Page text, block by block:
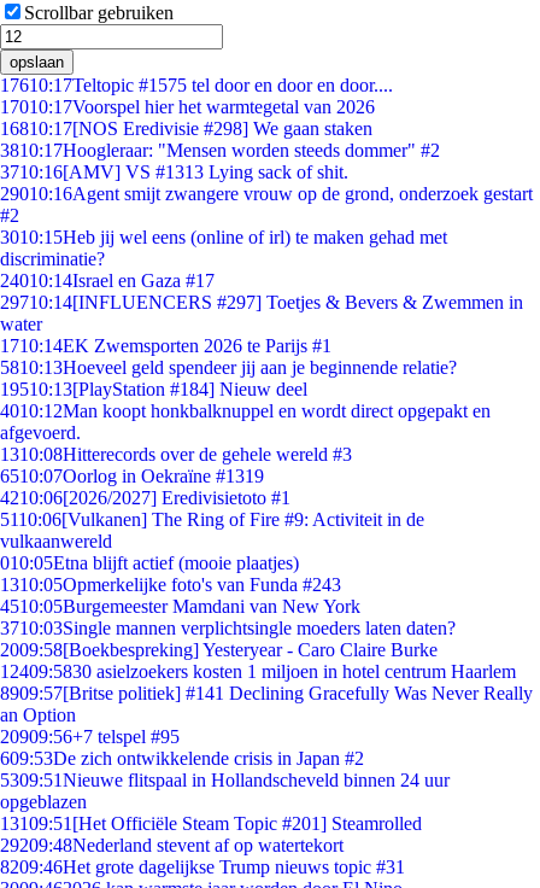
Scrollbar gebruiken
opslaan
17610:17Teltopic #1575 tel door en door en door....
17010:17Voorspel hier het warmtegetal van 2026
16810:17[NOS Eredivisie #298] We gaan staken
3810:17Hoogleraar: "Mensen worden steeds dommer" #2
3710:16[AMV] VS #1313 Lying sack of shit.
29010:16Agent smijt zwangere vrouw op de grond, onderzoek gestart
#2
3010:15Heb jij wel eens (online of irl) te maken gehad met
discriminatie?
24010:14Israel en Gaza #17
29710:14[INFLUENCERS #297] Toetjes & Bevers & Zwemmen in
water
1710:14EK Zwemsporten 2026 te Parijs #1
5810:13Hoeveel geld spendeer jij aan je beginnende relatie?
19510:13[PlayStation #184] Nieuw deel
4010:12Man koopt honkbalknuppel en wordt direct opgepakt en
afgevoerd.
1310:08Hitterecords over de gehele wereld #3
6510:07Oorlog in Oekraïne #1319
4210:06[2026/2027] Eredivisietoto #1
5110:06[Vulkanen] The Ring of Fire #9: Activiteit in de
vulkaanwereld
010:05Etna blijft actief (mooie plaatjes)
1310:05Opmerkelijke foto's van Funda #243
4510:05Burgemeester Mamdani van New York
3710:03Single mannen verplichtsingle moeders laten daten?
2009:58[Boekbespreking] Yesteryear - Caro Claire Burke
12409:5830 asielzoekers kosten 1 miljoen in hotel centrum Haarlem
8909:57[Britse politiek] #141 Declining Gracefully Was Never Really
an Option
20909:56+7 telspel #95
609:53De zich ontwikkelende crisis in Japan #2
5309:51Nieuwe flitspaal in Hollandscheveld binnen 24 uur
opgeblazen
13109:51 [Het Officiële Steam Topic #201] Steamrolled
29209:48Nederland stevent af op watertekort
8209:46Het grote dagelijkse Trump nieuws topic #31